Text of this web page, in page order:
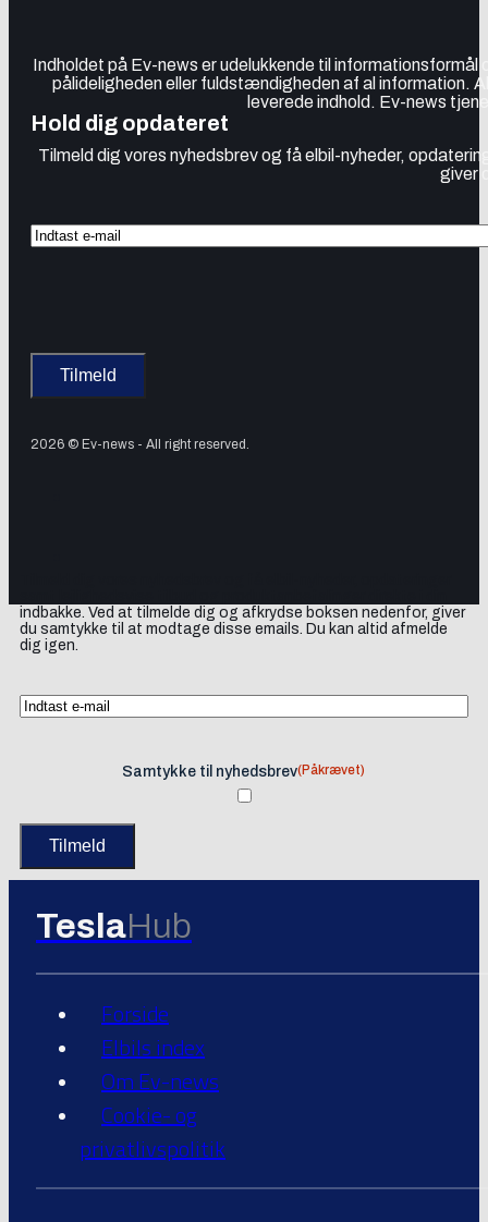
Indholdet på Ev-news er udelukkende til
pålideligheden eller fuldstændigheden af al information.
leverede indhold. Ev-news
Hold dig opdateret
Tilmeld dig vores nyhedsbrev og få elbil-nyheder,
giver
2026 © Ev-news - All right reserved.
indbakke. Ved at tilmelde dig og afkrydse boksen nedenfor, giver
du samtykke til at modtage disse emails. Du kan altid afmelde
dig igen.
Samtykke til nyhedsbrev(Påkrævet)
TeslaHub
Forside
Elbils index
Om Ev-news
Cookie- og
privatlivspolitik